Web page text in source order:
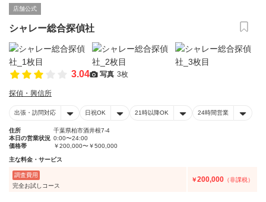
店舗公式
シャレー総合探偵社
3.04 写真 3枚
探偵・興信所
出張・訪問対応 日祝OK 21時以降OK 24時間営業
住所
千葉県柏市酒井根7-4
本日の営業状況 0:00〜24:00
価格帯
￥200,000〜￥500,000
主な料金・サービス
調査費用
完全お試しコース
￥200,000 （非課税）